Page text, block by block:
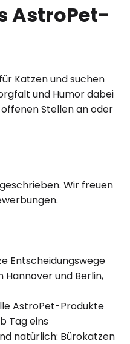
AstroPet-
Katzen und suchen
und Humor dabei
Stellen an oder
Wir freuen
Entscheidungswege
Hannover und Berlin,
AstroPet-Produkte
Tag eins
natürlich: Bürokatzen